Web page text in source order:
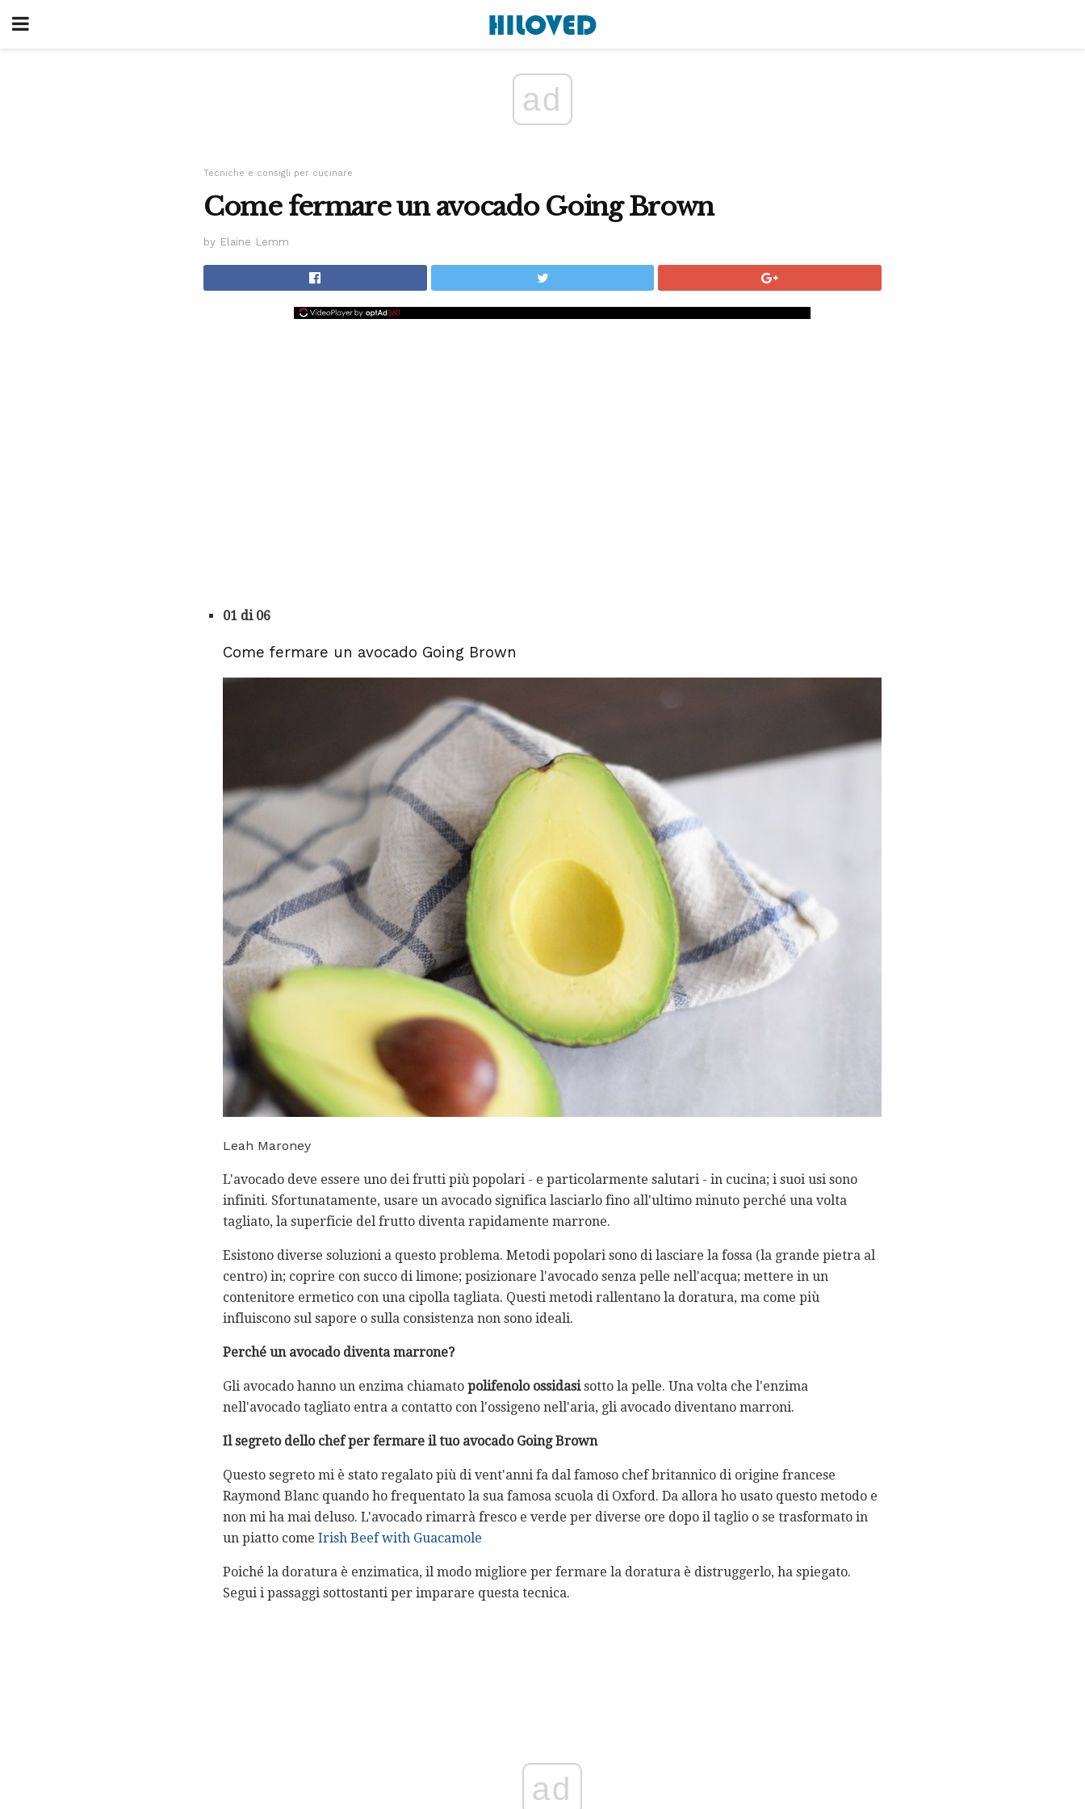
ad
Tecniche e consigli per cucinare
Come fermare un avocado Going Brown
by Elaine Lemm
01 di 06
Come fermare un avocado Going Brown
Leah Maroney
L'avocado deve essere uno dei frutti più popolari - e particolarmente salutari - in cucina; i suoi usi sono
infiniti. Sfortunatamente, usare un avocado significa lasciarlo fino all'ultimo minuto perché una volta
tagliato, la superficie del frutto diventa rapidamente marrone.
Esistono diverse soluzioni a questo problema. Metodi popolari sono di lasciare la fossa (la grande pietra al
centro) in; coprire con succo di limone; posizionare l'avocado senza pelle nell'acqua; mettere in un
contenitore ermetico con una cipolla tagliata. Questi metodi rallentano la doratura, ma come più
influiscono sul sapore o sulla consistenza non sono ideali.
Perché un avocado diventa marrone?
Gli avocado hanno un enzima chiamato polifenolo ossidasisotto la pelle. Una volta che l'enzima
nell'avocado tagliato entra a contatto con l'ossigeno nell'aria, gli avocado diventano marroni.
Il segreto dello chef per fermare il tuo avocado Going Brown
Questo segreto mi è stato regalato più di vent'anni fa dal famoso chef britannico di origine francese
Raymond Blanc quando ho frequentato la sua famosa scuola di Oxford. Da allora ho usato questo metodo e
non mi ha mai deluso. L'avocado rimarrà fresco e verde per diverse ore dopo il taglio o se trasformato in
un piatto come Irish Beef with Guacamole
Poiché la doratura è enzimatica, il modo migliore per fermare la doratura è distruggerlo, ha spiegato.
Segui i passaggi sottostanti per imparare questa tecnica.
ad